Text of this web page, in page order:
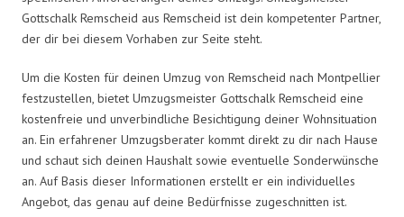
Gottschalk Remscheid aus Remscheid ist dein kompetenter Partner,
der dir bei diesem Vorhaben zur Seite steht.
Um die Kosten für deinen Umzug von Remscheid nach Montpellier
festzustellen, bietet Umzugsmeister Gottschalk Remscheid eine
kostenfreie und unverbindliche Besichtigung deiner Wohnsituation
an. Ein erfahrener Umzugsberater kommt direkt zu dir nach Hause
und schaut sich deinen Haushalt sowie eventuelle Sonderwünsche
an. Auf Basis dieser Informationen erstellt er ein individuelles
Angebot, das genau auf deine Bedürfnisse zugeschnitten ist.